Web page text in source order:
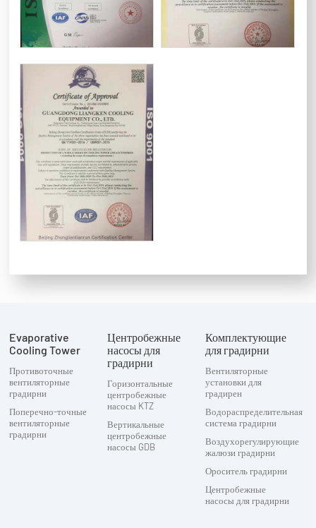
Evaporative
Cooling Tower
Противоточные
вентиляторные
градирни
Поперечно-точные
вентиляторные
градирни
Центробежные
насосы для
градирни
Горизонтальные
центробежные
насосы KTZ
Вертикальные
центробежные
насосы GDB
Комплектующие
для градирни
Вентиляторные
установки для
градирен
Водораспределительная
система градирни
Воздухорегулирующие
жалюзи градирни
Ороситель градирни
Центробежные
насосы для градирни